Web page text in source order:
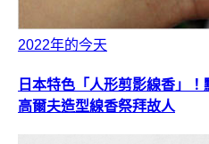
2022年的今天
日本特色「人形剪影線香」
高爾夫造型線香祭拜故人